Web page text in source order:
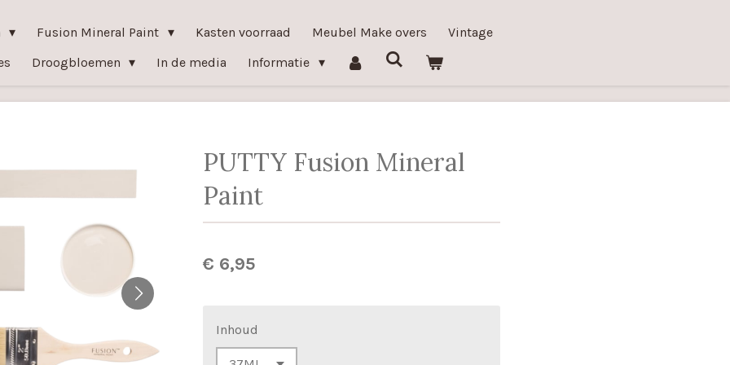
Fusion Mineral Paint Kasten voorraad Meubel Make overs
Vintage
Droogbloemen In de media Informatie
PUTTY Fusion Mineral
Paint
€ 6,95
Inhoud